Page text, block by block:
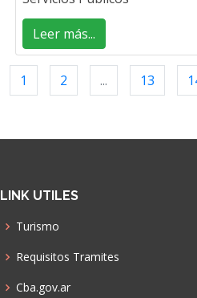
Leer más...
1 2 ... 13
LINK UTILES
Turismo
Requisitos Tramites
Cba.gov.ar